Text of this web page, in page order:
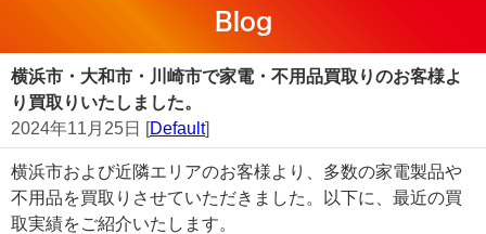
Blog
横浜市・大和市・川崎市で家電・不用品買取りのお客様よ
り買取りいたしました。
2024年11月25日 [Default]
横浜市および近隣エリアのお客様より、多数の家電製品や
不用品を買取りさせていただきました。以下に、最近の買
取実績をご紹介いたします。